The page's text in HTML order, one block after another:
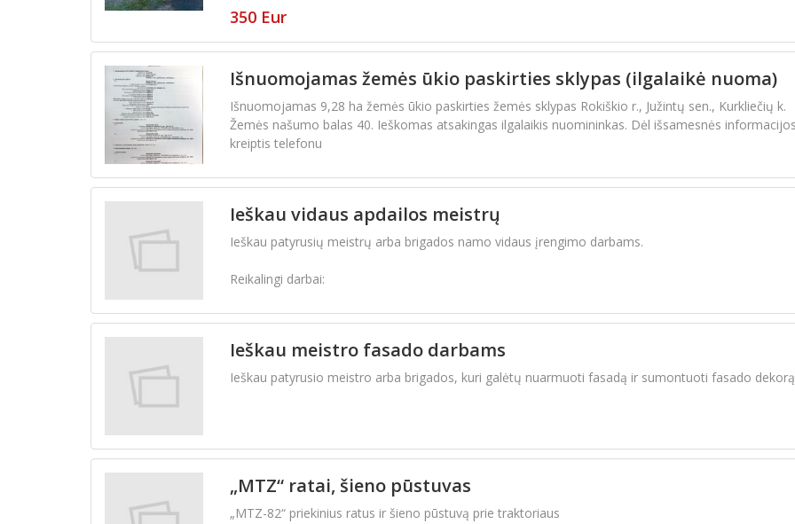
350 Eur
Išnuomojamas žemės ūkio paskirties sklypas (ilgalaikė nuoma)
Išnuomojamas 9,28 ha žemės ūkio paskirties žemės sklypas Rokiškio r., Južintų sen., Kurkliečių k.
Žemės našumo balas 40. Ieškomas atsakingas ilgalaikis nuomininkas. Dėl išsamesnės informacijos
kreiptis telefonu
Ieškau vidaus apdailos meistrų
Ieškau patyrusių meistrų arba brigados namo vidaus įrengimo darbams.
Reikalingi darbai:
-Profilių montavimas.
-Lubų ir sienų konstrukcijų įrengimas.
-Kiti vidaus apdailos darbai.
Ieškau meistro fasado darbams
Ieškau patyrusio meistro arba brigados, kuri galėtų nuarmuoti fasadą ir sumontuoti fasado dekorą
„MTZ“ ratai, šieno pūstuvas
„MTZ-82“ priekinius ratus ir šieno pūstuvą prie traktoriaus